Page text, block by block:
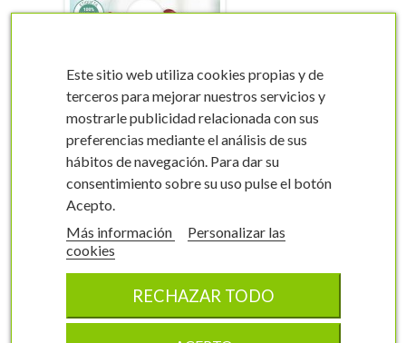
Etiquetas de Rosal
Rosal grandiflora
0175FMEA0
6,2 x 10 cm
100 unidades
Este sitio web utiliza cookies propias y de
terceros para mejorar nuestros servicios y
mostrarle publicidad relacionada con sus
preferencias mediante el análisis de sus
hábitos de navegación. Para dar su
consentimiento sobre su uso pulse el botón
Acepto.
Más información
Personalizar las
cookies
RECHAZAR TODO